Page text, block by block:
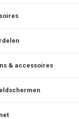
& accessoires